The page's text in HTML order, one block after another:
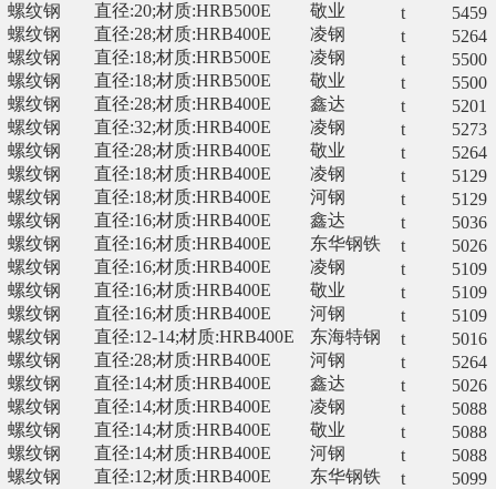
螺纹钢
直径:20;材质:HRB500E 敬业 t
5459
螺纹钢
直径:28;材质:HRB400E 凌钢 t
5264
螺纹钢
直径:18;材质:HRB500E 凌钢 t
5500
螺纹钢
直径:18;材质:HRB500E 敬业 t
5500
螺纹钢
直径:28;材质:HRB400E 鑫达 t
5201
螺纹钢
直径:32;材质:HRB400E 凌钢 t
5273
螺纹钢
直径:28;材质:HRB400E 敬业 t
5264
螺纹钢
直径:18;材质:HRB400E 凌钢 t
5129
螺纹钢
直径:18;材质:HRB400E 河钢 t
5129
螺纹钢
直径:16;材质:HRB400E 鑫达 t
5036
螺纹钢
直径:16;材质:HRB400E 东华钢铁 t
5026
螺纹钢
直径:16;材质:HRB400E 凌钢 t
5109
螺纹钢
直径:16;材质:HRB400E 敬业 t
5109
螺纹钢
直径:16;材质:HRB400E 河钢 t
5109
螺纹钢
直径:12-14;材质:HRB400E 东海特钢 t
5016
螺纹钢
直径:28;材质:HRB400E 河钢 t
5264
螺纹钢
直径:14;材质:HRB400E 鑫达 t
5026
螺纹钢
直径:14;材质:HRB400E 凌钢 t
5088
螺纹钢
直径:14;材质:HRB400E 敬业 t
5088
螺纹钢
直径:14;材质:HRB400E 河钢 t
5088
螺纹钢
直径:12;材质:HRB400E 东华钢铁 t
5099